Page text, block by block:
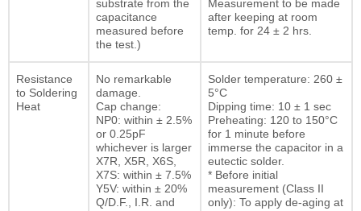
substrate from the
capacitance
measured before
the test.)
Measurement to be made
after keeping at room
temp. for 24 ± 2 hrs.
Resistance
to Soldering
Heat
No remarkable
damage.
Cap change:
NP0: within ± 2.5%
or 0.25pF
whichever is larger
X7R, X5R, X6S,
X7S: within ± 7.5%
Y5V: within ± 20%
Q/D.F., I.R. and
Solder temperature: 260 ±
5°C
Dipping time: 10 ± 1 sec
Preheating: 120 to 150°C
for 1 minute before
immerse the capacitor in a
eutectic solder.
* Before initial
measurement (Class II
only): To apply de-aging at